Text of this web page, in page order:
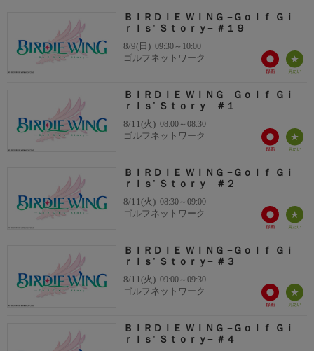
ＢＩＲＤＩＥ ＷＩＮＧ −Ｇｏｌｆ Ｇｉ
ｒｌｓ' Ｓｔｏｒｙ− ＃１９
8/9(日) 09:30～10:00
ゴルフネットワーク
ＢＩＲＤＩＥ ＷＩＮＧ −Ｇｏｌｆ Ｇｉ
ｒｌｓ' Ｓｔｏｒｙ− ＃１
8/11(火) 08:00～08:30
ゴルフネットワーク
ＢＩＲＤＩＥ ＷＩＮＧ −Ｇｏｌｆ Ｇｉ
ｒｌｓ' Ｓｔｏｒｙ− ＃２
8/11(火) 08:30～09:00
ゴルフネットワーク
ＢＩＲＤＩＥ ＷＩＮＧ −Ｇｏｌｆ Ｇｉ
ｒｌｓ' Ｓｔｏｒｙ− ＃３
8/11(火) 09:00～09:30
ゴルフネットワーク
ＢＩＲＤＩＥ ＷＩＮＧ −Ｇｏｌｆ Ｇｉ
ｒｌｓ' Ｓｔｏｒｙ− ＃４